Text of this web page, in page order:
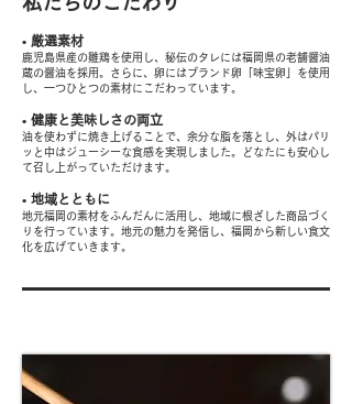
• 厳選素材
鹿児島県産の雛鶏を使用し、秘伝のタレには福岡県の老舗醤油
蔵の醤油を採用。さらに、卵にはブランド卵「味宝卵」を使用
し、一つひとつの素材にこだわっています。
• 健康と美味しさの両立
油を使わずに焼き上げることで、余分な脂を落とし、外はパリ
ッと中はジューシーな食感を実現しました。どなたにも安心し
て召し上がっていただけます。
• 地域とともに
地元福岡の素材をふんだんに活用し、地域に根ざした商品づく
りを行っています。地元の魅力を発信し、福岡から新しい食文
化を広げていきます。